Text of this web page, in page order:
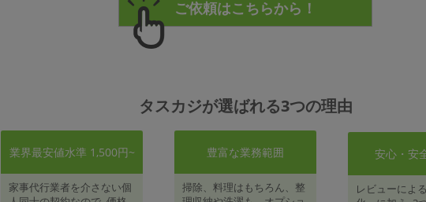
タスカジが選ばれる3つの理由
業界最安値水準 1,500円~
家事代行業者を介さない個
豊富な業務範囲
掃除、料理はもちろん、整
安心・安
レビューによ